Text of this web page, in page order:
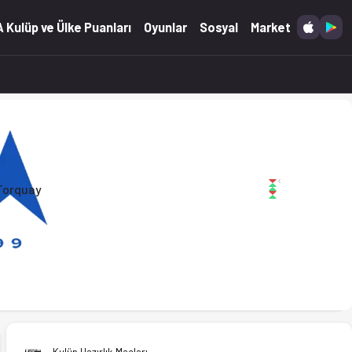
Ofsayt'ta.
Kulüp ve Ülke Puanları Oyunlar Sosyal Market